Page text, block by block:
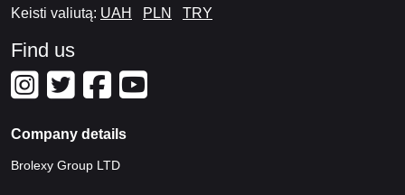
Keisti valiutą: UAH PLN TRY
Find us
Company details
Brolexy Group LTD